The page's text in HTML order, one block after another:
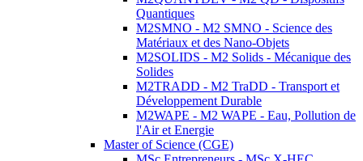
Quantiques
M2SMNO - M2 SMNO - Science des
Matériaux et des Nano-Objets
M2SOLIDS - M2 Solids - Mécanique des
Solides
M2TRADD - M2 TraDD - Transport et
Développement Durable
M2WAPE - M2 WAPE - Eau, Pollution de
l'Air et Energie
Master of Science (CGE)